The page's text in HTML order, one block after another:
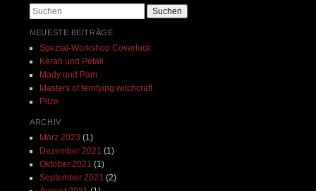
Suchen
NEUESTE BEITRÄGE
Spezial-Workshop Coverlock
Kerah und Petali
Mady und Pam
Masters of terrifying witchcraft
Pilze
ARCHIV
März 2023 (1)
Dezember 2021 (1)
Oktober 2021 (1)
September 2021 (2)